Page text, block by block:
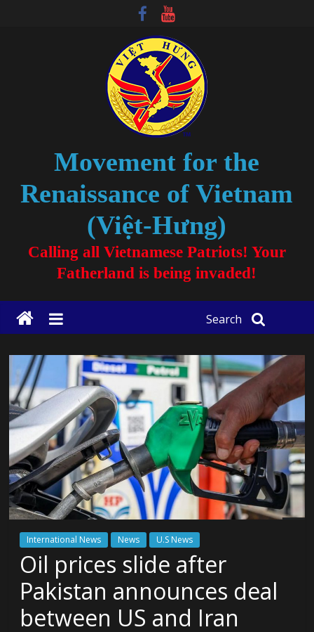
Movement for the
Renaissance of Vietnam
(Việt-Hưng)
Calling all Vietnamese Patriots! Your
Fatherland is being invaded!
Search
International News News U.S News
Oil prices slide after
Pakistan announces deal
between US and Iran